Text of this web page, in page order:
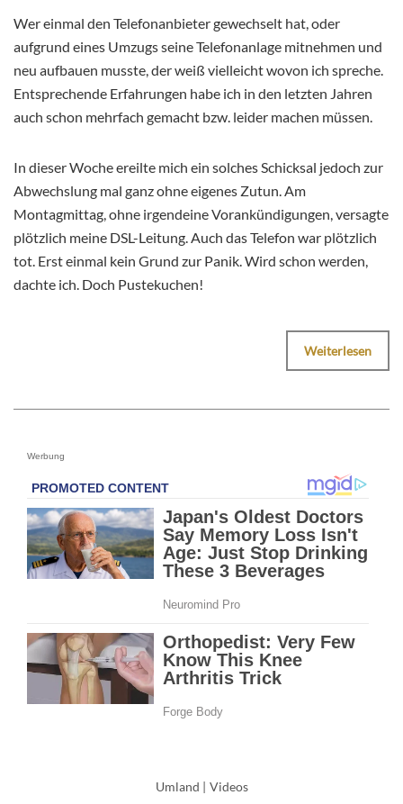
Wer einmal den Telefonanbieter gewechselt hat, oder
aufgrund eines Umzugs seine Telefonanlage mitnehmen und
neu aufbauen musste, der weiß vielleicht wovon ich spreche.
Entsprechende Erfahrungen habe ich in den letzten Jahren
auch schon mehrfach gemacht bzw. leider machen müssen.
In dieser Woche ereilte mich ein solches Schicksal jedoch zur
Abwechslung mal ganz ohne eigenes Zutun. Am
Montagmittag, ohne irgendeine Vorankündigungen, versagte
plötzlich meine DSL-Leitung. Auch das Telefon war plötzlich
tot. Erst einmal kein Grund zur Panik. Wird schon werden,
dachte ich. Doch Pustekuchen!
Weiterlesen
Werbung
Umland | Videos